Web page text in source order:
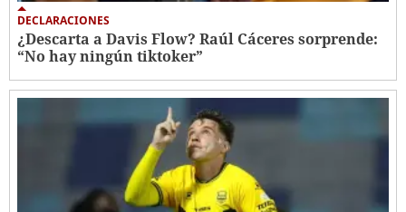
DECLARACIONES
¿Descarta a Davis Flow? Raúl Cáceres sorprende:
“No hay ningún tiktoker”